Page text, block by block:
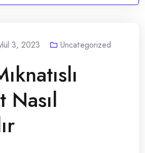
3, 2023 Uncategorized
Nasıl